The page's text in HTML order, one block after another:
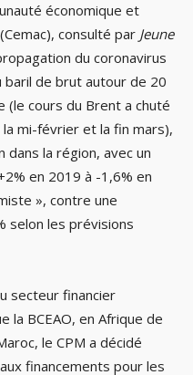
économique et
consulté par Jeune
du coronavirus
baril de brut autour de 20
(le cours du Brent a chuté
mi-février et la fin mars),
la région, avec un
en 2019 à -1,6% en
», contre une
selon les prévisions
secteur financier
la BCEAO, en Afrique de
le CPM a décidé
financements pour les